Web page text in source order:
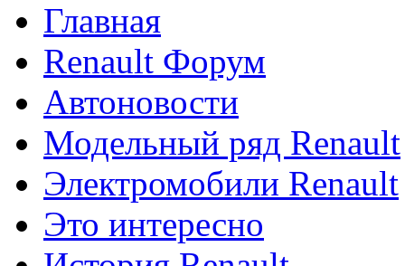
Главная
Renault Форум
Автоновости
Модельный ряд Renault
Электромобили Renault
Это интересно